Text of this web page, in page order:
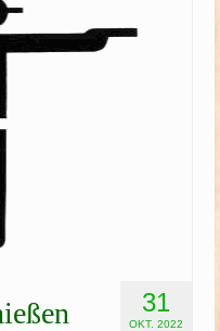
31
OKT. 2022